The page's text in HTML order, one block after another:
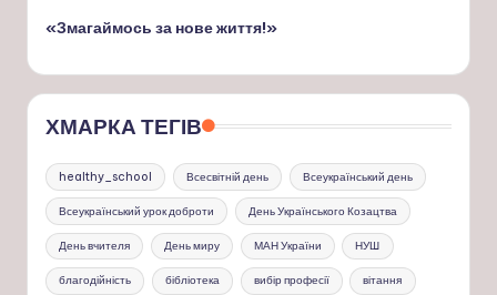
«Змагаймось за нове життя!»
ХМАРКА ТЕГІВ
healthy_school Всесвітній день Всеукраїнський день
Всеукраїнський урок доброти День Українського Козацтва
День вчителя День миру МАН України НУШ
благодійність бібліотека вибір професії вітання